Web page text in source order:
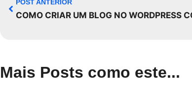
POST ANTERIOR
Mais Posts como este...